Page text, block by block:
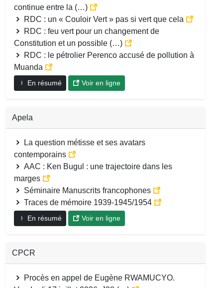
continue entre la (…)
RDC : un « Couloir Vert » pas si vert que cela
RDC : feu vert pour un changement de
Constitution et un possible (…)
RDC : le pétrolier Perenco accusé de pollution à
Muanda
En résumé Voir en ligne
Apela
La question métisse et ses avatars
contemporains
AAC : Ken Bugul : une trajectoire dans les
marges
Séminaire Manuscrits francophones
Traces de mémoire 1939-1945/1954
En résumé Voir en ligne
CPCR
Procès en appel de Eugène RWAMUCYO.